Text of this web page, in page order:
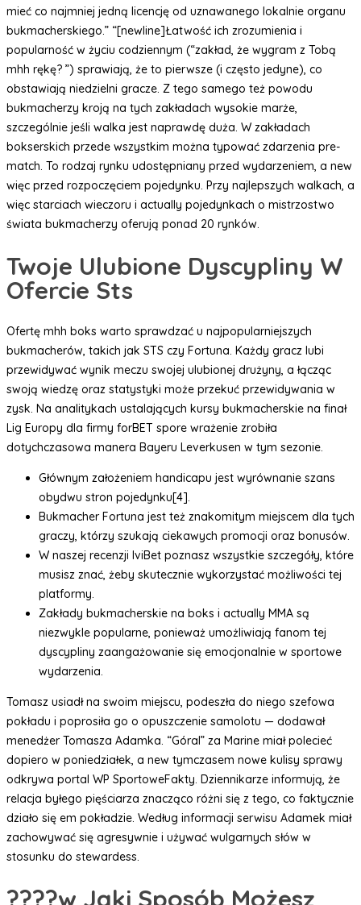
mieć co najmniej jedną licencję od uznawanego lokalnie organu
bukmacherskiego.” “[newline]Łatwość ich zrozumienia i
popularność w życiu codziennym (“zakład, że wygram z Tobą
mhh rękę? ”) sprawiają, że to pierwsze (i często jedyne), co
obstawiają niedzielni gracze. Z tego samego też powodu
bukmacherzy kroją na tych zakładach wysokie marże,
szczególnie jeśli walka jest naprawdę duża. W zakładach
bokserskich przede wszystkim można typować zdarzenia pre-
match. To rodzaj rynku udostępniany przed wydarzeniem, a new
więc przed rozpoczęciem pojedynku. Przy najlepszych walkach, a
więc starciach wieczoru i actually pojedynkach o mistrzostwo
świata bukmacherzy oferują ponad 20 rynków.
Twoje Ulubione Dyscypliny W
Ofercie Sts
Ofertę mhh boks warto sprawdzać u najpopularniejszych
bukmacherów, takich jak STS czy Fortuna. Każdy gracz lubi
przewidywać wynik meczu swojej ulubionej drużyny, a łącząc
swoją wiedzę oraz statystyki może przekuć przewidywania w
zysk. Na analitykach ustalających kursy bukmacherskie na finał
Lig Europy dla firmy forBET spore wrażenie zrobiła
dotychczasowa manera Bayeru Leverkusen w tym sezonie.
Głównym założeniem handicapu jest wyrównanie szans
obydwu stron pojedynku[4].
Bukmacher Fortuna jest też znakomitym miejscem dla tych
graczy, którzy szukają ciekawych promocji oraz bonusów.
W naszej recenzji IviBet poznasz wszystkie szczegóły, które
musisz znać, żeby skutecznie wykorzystać możliwości tej
platformy.
Zakłady bukmacherskie na boks i actually MMA są
niezwykle popularne, ponieważ umożliwiają fanom tej
dyscypliny zaangażowanie się emocjonalnie w sportowe
wydarzenia.
Tomasz usiadł na swoim miejscu, podeszła do niego szefowa
pokładu i poprosiła go o opuszczenie samolotu — dodawał
menedżer Tomasza Adamka. “Góral” za Marine miał polecieć
dopiero w poniedziałek, a new tymczasem nowe kulisy sprawy
odkrywa portal WP SportoweFakty. Dziennikarze informują, że
relacja byłego pięściarza znacząco różni się z tego, co faktycznie
działo się em pokładzie. Według informacji serwisu Adamek miał
zachowywać się agresywnie i używać wulgarnych słów w
stosunku do stewardess.
????w Jaki Sposób Możesz